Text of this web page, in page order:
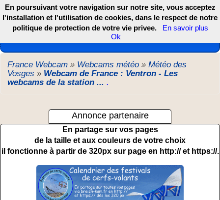
Les webcams de France, DOM TOM et COM
France Webcam » Webcams météo » Météo des
Vosges » Webcam de France : Ventron - Les
webcams de la station ... .
Annonce partenaire
En partage sur vos pages
de la taille et aux couleurs de votre choix
il fonctionne à partir de 320px sur page en http:// et https://.
En poursuivant votre navigation sur notre site, vous acceptez
l'installation et l'utilisation de cookies, dans le respect de notre
politique de protection de votre vie privee.
En savoir plus
Ok